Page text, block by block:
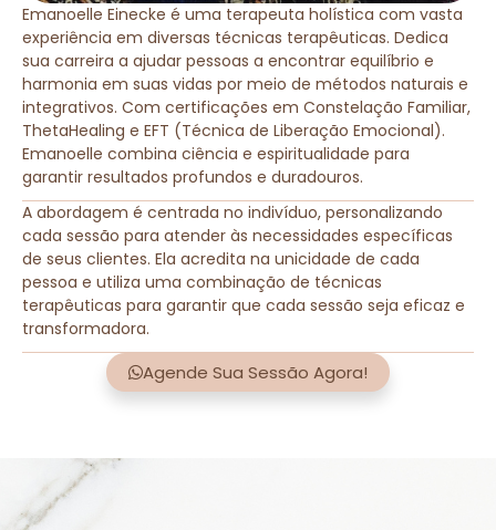
Emanoelle Einecke é uma terapeuta holística com vasta
experiência em diversas técnicas terapêuticas. Dedica
sua carreira a ajudar pessoas a encontrar equilíbrio e
harmonia em suas vidas por meio de métodos naturais e
integrativos. Com certificações em Constelação Familiar,
ThetaHealing e EFT (Técnica de Liberação Emocional).
Emanoelle combina ciência e espiritualidade para
garantir resultados profundos e duradouros.
A abordagem é centrada no indivíduo, personalizando
cada sessão para atender às necessidades específicas
de seus clientes. Ela acredita na unicidade de cada
pessoa e utiliza uma combinação de técnicas
terapêuticas para garantir que cada sessão seja eficaz e
transformadora.
Agende Sua Sessão Agora!